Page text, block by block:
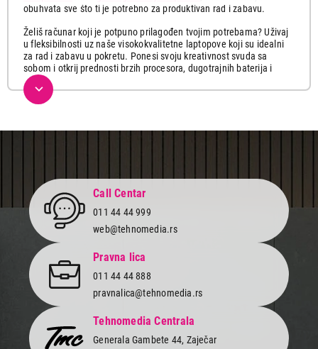
obuhvata sve što ti je potrebno za produktivan rad i zabavu.
Želiš računar koji je potpuno prilagođen tvojim potrebama? Uživaj
u fleksibilnosti uz naše visokokvalitetne laptopove koji su idealni
za rad i zabavu u pokretu. Ponesi svoju kreativnost svuda sa
sobom i otkrij prednosti brzih procesora, dugotrajnih baterija i
tankih dizajna koji se lako uklapaju u svaku torbu.
Ako tražiš moćan i prilagodljiv uređaj za rad u kancelariji ili kod
kristalno jasne slike, bez obzira da li radiš, surfuješ po internetu,
gledaš filmove ili igraš igrice.
Zakorači u svet igara u virtuelnoj realnosti, gde te čekaju sjajne
avanture i izazovi uz naše konzole, a za u uživanje i udobnost
tokom igranja odaberi neku od vrhunske opreme koja će ti
upotpuniti doživljaj.
U našoj ponudi ćeš naći i širok asortiman IT opreme. Od
štampača
i skenera
koji će ti olakšati štampanje i digitalizaciju dokumenata,
mrežne opreme
uređaja za
skladištenje podataka, mi imamo rešenje da zadovoljimo sve
tvoje potrebe - veća efikasnost i produktivnost, motivacija i
zabava.
Call Centar
011 44 44 999
web@tehnomedia.rs
Pravna lica
011 44 44 888
pravnalica@tehnomedia.rs
Tehnomedia Centrala
Generala Gambete 44, Zaječar